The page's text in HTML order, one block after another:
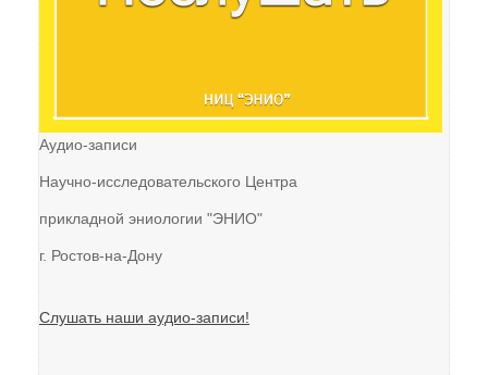
Аудио-записи
Научно-исследовательского Центра
прикладной эниологии "ЭНИО"
г. Ростов-на-Дону
Слушать наши аудио-записи!